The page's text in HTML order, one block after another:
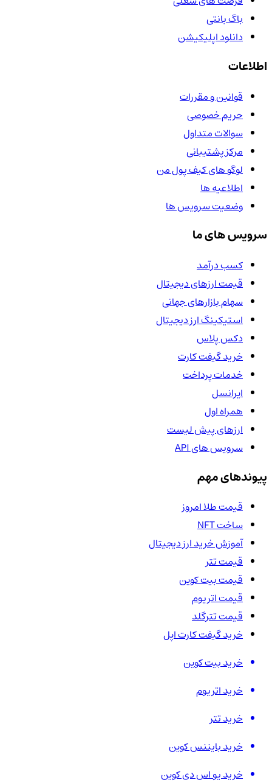
باگ بانتی
دانلود اپلیکیشن
اطلاعات
قوانین و مقررات
حریم خصوصی
سوالات متداول
مرکز پشتیبانی
لوگو های کیف پول من
اطلاعیه ها
وضعیت سرویس ها
سرویس های ما
کسب درآمد
قیمت ارزهای دیجیتال
سهام بازارهای جهانی
استیکینگ ارز دیجیتال
دکس پلاس
خرید گیفت کارت
خدمات پرداخت
ایرانسل
همراه اول
ارزهای پیش لیست
سرویس های API
پیوندهای مهم
قیمت طلا امروز
ساخت NFT
آموزش خرید ارز دیجیتال
قیمت تتر
قیمت بیت کوین
قیمت اتریوم
قیمت تترگلد
خرید گیفت کارت اپل
خرید بیت کوین
خرید اتریوم
خرید تتر
خرید بایننس کوین
خرید یو اس دی کوین